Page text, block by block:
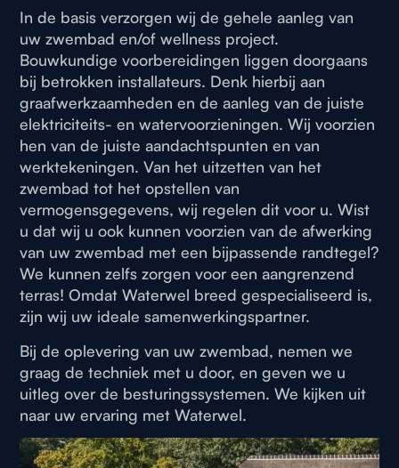
In de basis verzorgen wij de gehele aanleg van
uw zwembad en/of wellness project.
Bouwkundige voorbereidingen liggen doorgaans
bij betrokken installateurs. Denk hierbij aan
graafwerkzaamheden en de aanleg van de juiste
elektriciteits- en watervoorzieningen. Wij voorzien
hen van de juiste aandachtspunten en van
werktekeningen. Van het uitzetten van het
zwembad tot het opstellen van
vermogensgegevens, wij regelen dit voor u. Wist
u dat wij u ook kunnen voorzien van de afwerking
van uw zwembad met een bijpassende randtegel?
We kunnen zelfs zorgen voor een aangrenzend
terras! Omdat Waterwel breed gespecialiseerd is,
zijn wij uw ideale samenwerkingspartner.
Bij de oplevering van uw zwembad, nemen we
graag de techniek met u door, en geven we u
uitleg over de besturingssystemen. We kijken uit
naar uw ervaring met Waterwel.